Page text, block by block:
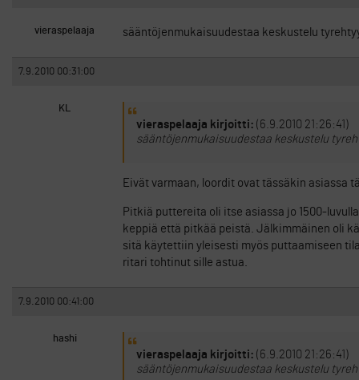
vieraspelaaja sääntöjenmukaisuudestaa keskustelu
7.9.2010 00:31:00
KL
vieraspelaaja kirjoitti: (6.9.2010 21:26:41)
sääntöjenmukaisuudestaa keskustelu
Eivät varmaan, loordit ovat tässäkin asiassa
Pitkiä puttereita oli itse asiassa jo 1500-
keppiä että pitkää peistä. Jälkimmäinen oli
sitä käytettiin yleisesti myös puttaamiseen
ritari tohtinut sille astua.
7.9.2010 00:41:00
hashi
vieraspelaaja kirjoitti: (6.9.2010 21:26:41)
sääntöjenmukaisuudestaa keskustelu